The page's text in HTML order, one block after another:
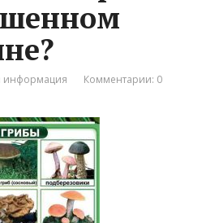
информация Комментарии: 0